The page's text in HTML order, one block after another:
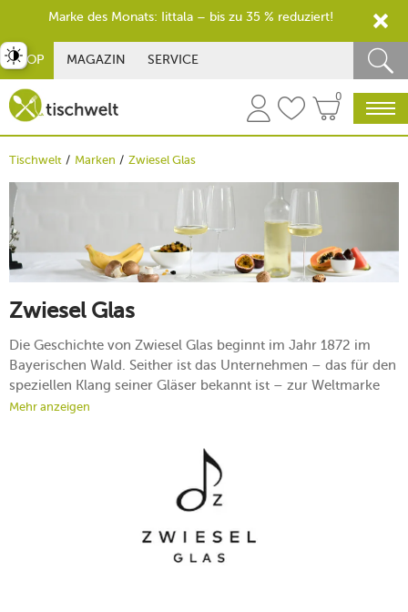
SHOP MAGAZIN SERVICE
0
Tischwelt Marken Zwiesel Glas
Zwiesel Glas
Die Geschichte von Zwiesel Glas beginnt im Jahr 1872 im
Bayerischen Wald. Seither ist das Unternehmen – das für den
speziellen Klang seiner Gläser bekannt ist – zur Weltmarke
gewachsen. Die Fertigung und die Wurzeln der Kristallglas-
Entdecken Sie die unverwechselbaren Designs der Top-
Marke: Ganz gleich, ob Gefäße für Wasser, Wein oder edle
Spirituosen: Mit Zwiesel Glas entscheiden Sie sich für
meisterliche Qualität made in Germany.
Mehr anzeigen
umschalten
Marke des Monats: Iittala – bis zu 35 % reduziert!